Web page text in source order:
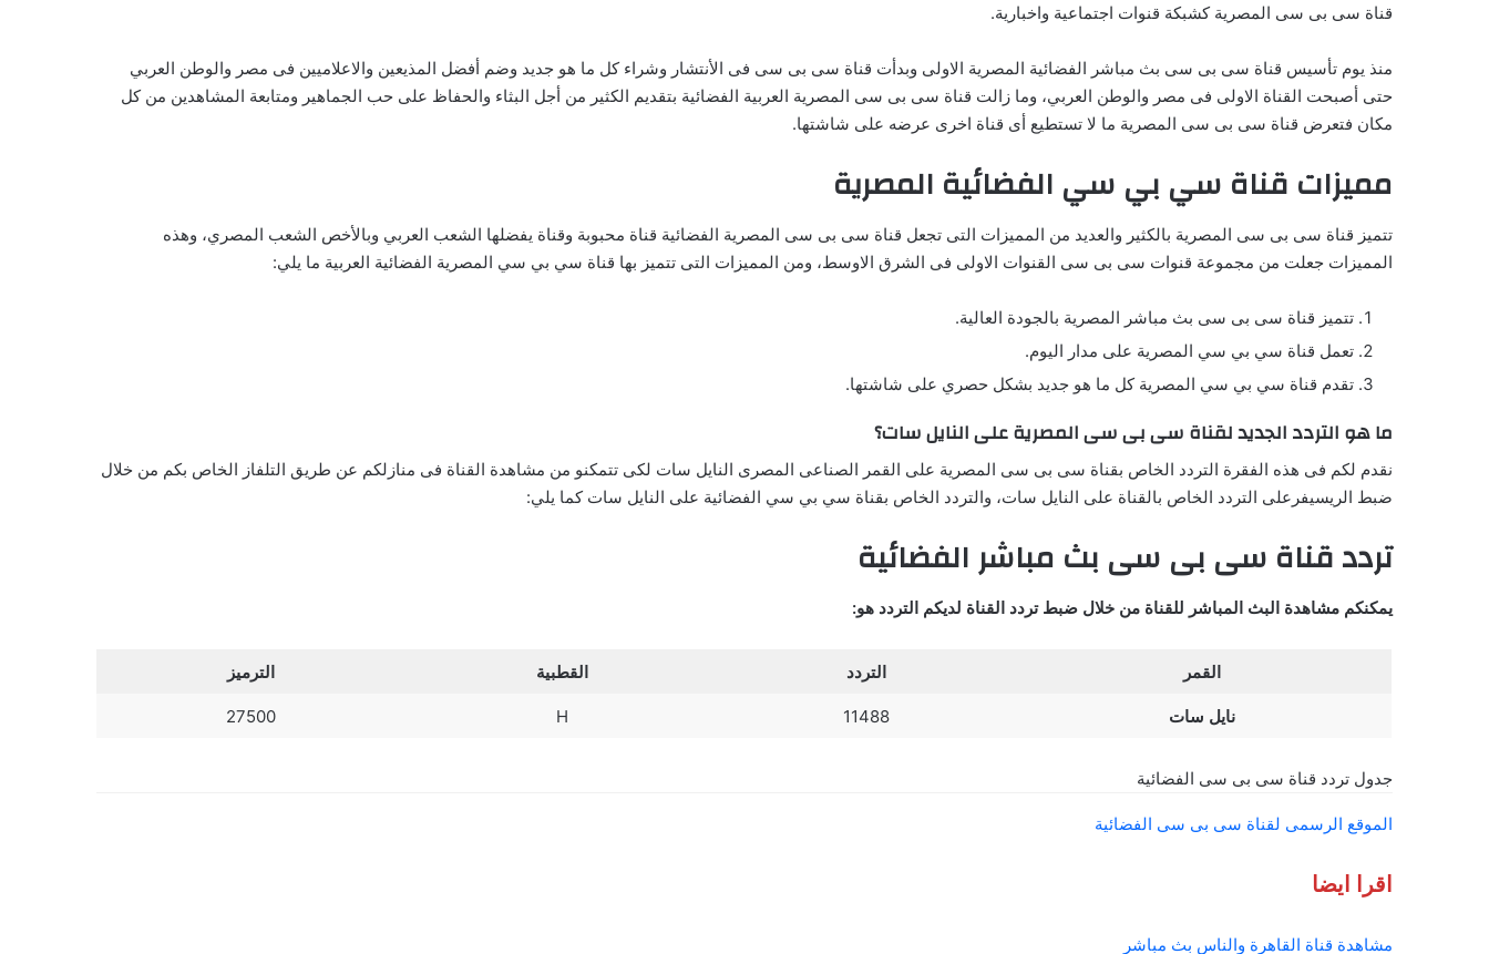
قناة سى بى سى المصرية كشبكة قنوات اجتماعية واخبارية.
منذ يوم تأسيس قناة سى بى سى بث مباشر الفضائية المصرية الاولى وبدأت قناة سى بى سى فى الأنتشار وشراء كل ما هو جديد وضم أفضل المذيعين والاعلاميين فى مصر والوطن العربي
حتى أصبحت القناة الاولى فى مصر والوطن العربي، وما زالت قناة سى بى سى المصرية العربية الفضائية بتقديم الكثير من أجل البثاء والحفاظ على حب الجماهير ومتابعة المشاهدين من كل
مكان فتعرض قناة سى بى سى المصرية ما لا تستطيع أى قناة اخرى عرضه على شاشتها.
مميزات قناة سي بي سي الفضائية المصرية
تتميز قناة سى بى سى المصرية بالكثير والعديد من المميزات التى تجعل قناة سى بى سى المصرية الفضائية قناة محبوبة وقناة يفضلها الشعب العربي وبالأخص الشعب المصري، وهذه
المميزات جعلت من مجموعة قنوات سى بى سى القنوات الاولى فى الشرق الاوسط، ومن المميزات التى تتميز بها قناة سي بي سي المصرية الفضائية العربية ما يلي:
تتميز قناة سى بى سى بث مباشر المصرية بالجودة العالية.
تعمل قناة سي بي سي المصرية على مدار اليوم.
تقدم قناة سي بي سي المصرية كل ما هو جديد بشكل حصري على شاشتها.
ما هو التردد الجديد لقناة سى بى سى المصرية على النايل سات؟
نقدم لكم فى هذه الفقرة التردد الخاص بقناة سى بى سى المصرية على القمر الصناعى المصرى النايل سات لكى تتمكنو من مشاهدة القناة فى منازلكم عن طريق التلفاز الخاص بكم من خلال
ضبط الريسيفرعلى التردد الخاص بالقناة على النايل سات، والتردد الخاص بقناة سي بي سي الفضائية على النايل سات كما يلي:
تردد قناة سى بى سى بث مباشر الفضائية
يمكنكم مشاهدة البث المباشر للقناة من خلال ضبط تردد القناة لديكم التردد هو:
القمر التردد القطبية الترميز
نايل سات 11488
H
27500
جدول تردد قناة سى بى سى الفضائية
الموقع الرسمى لقناة سى بى سى الفضائية
اقرا ايضا
مشاهدة قناة القاهرة والناس بث مباشر